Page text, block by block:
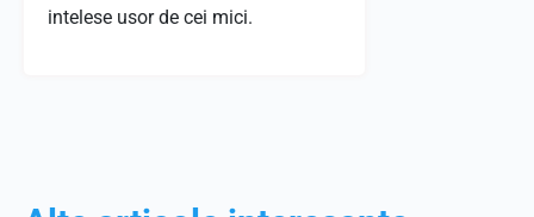
intelese usor de cei mici.